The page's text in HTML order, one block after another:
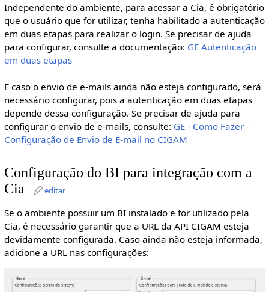
Independente do ambiente, para acessar a Cia, é obrigatório
que o usuário que for utilizar, tenha habilitado a autenticação
em duas etapas para realizar o login. Se precisar de ajuda
para configurar, consulte a documentação: GE Autenticação
em duas etapas
E caso o envio de e-mails ainda não esteja configurado, será
necessário configurar, pois a autenticação em duas etapas
depende dessa configuração. Se precisar de ajuda para
configurar o envio de e-mails, consulte: GE - Como Fazer -
Configuração de Envio de E-mail no CIGAM
Configuração do BI para integração com a
Cia
editar
Se o ambiente possuir um BI instalado e for utilizado pela
Cia, é necessário garantir que a URL da API CIGAM esteja
devidamente configurada. Caso ainda não esteja informada,
adicione a URL nas configurações: